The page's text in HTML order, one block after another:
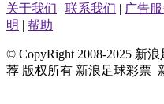
关于我们 | 联系我们 | 广告
明 | 帮助
© CopyRight 2008-2025 新
荐 版权所有 新浪足球彩票_